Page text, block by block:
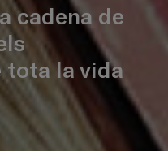
cadena de
tota la vida